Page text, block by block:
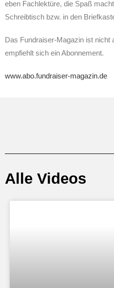
eben Fachlektüre, die Spaß
Schreibtisch bzw. in den
Das Fundraiser-Magazin ist nicht
empfiehlt sich ein Abonnement.
www.abo.fundraiser-magazin.de
Alle Videos